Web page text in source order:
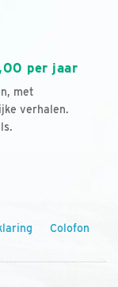
per jaar
met
verhalen.
Colofon